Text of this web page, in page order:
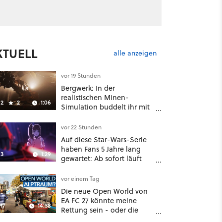
alle anzeigen
2 1:06
vor 19 Stunden
Bergwerk: In der
realistischen Minen-
Simulation buddelt ihr mit
möglichst vorsichtig Kohle
aus
1:29
vor 22 Stunden
Auf diese Star-Wars-Serie
haben Fans 5 Jahre lang
gewartet: Ab sofort läuft
Disney Plus
14:38
vor einem Tag
Die neue Open World von
EA FC 27 könnte meine
Rettung sein - oder die